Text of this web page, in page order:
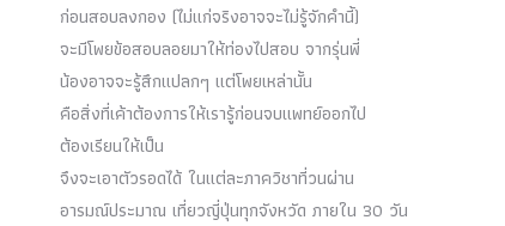
ก่อนสอบลงกอง (ไม่แก่จริงอาจจะไม่รู้จักคำนี้)
จะมีโพยข้อสอบลอยมาให้ท่องไปสอบ จากรุ่นพี่
น้องอาจจะรู้สึกแปลกๆ แต่โพยเหล่านั้น
คือสิ่งที่เค้าต้องการให้เรารู้ก่อนจบแพทย์ออกไป
ต้องเรียนให้เป็น
จึงจะเอาตัวรอดได้ ในแต่ละภาควิชาที่วนผ่าน
อารมณ์ประมาณ เที่ยวญี่ปุ่นทุกจังหวัด ภายใน 30 วัน